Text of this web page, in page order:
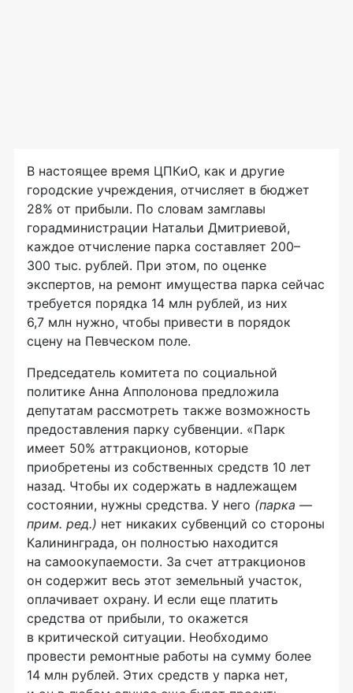
В настоящее время ЦПКиО, как и другие
городские учреждения, отчисляет в бюджет
28% от прибыли. По словам замглавы
горадминистрации Натальи Дмитриевой,
каждое отчисление парка составляет 200–
300 тыс. рублей. При этом, по оценке
экспертов, на ремонт имущества парка сейчас
требуется порядка 14 млн рублей, из них
6,7 млн нужно, чтобы привести в порядок
сцену на Певческом поле.
Председатель комитета по социальной
политике Анна Апполонова предложила
депутатам рассмотреть также возможность
предоставления парку субвенции. «Парк
имеет 50% аттракционов, которые
приобретены из собственных средств 10 лет
назад. Чтобы их содержать в надлежащем
состоянии, нужны средства. У него (парка —
прим. ред.) нет никаких субвенций со стороны
Калининграда, он полностью находится
на самоокупаемости. За счет аттракционов
он содержит весь этот земельный участок,
оплачивает охрану. И если еще платить
средства от прибыли, то окажется
в критической ситуации. Необходимо
провести ремонтные работы на сумму более
14 млн рублей. Этих средств у парка нет,